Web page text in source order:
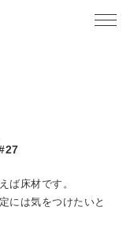
news
ば床材です。
には気をつけたいと